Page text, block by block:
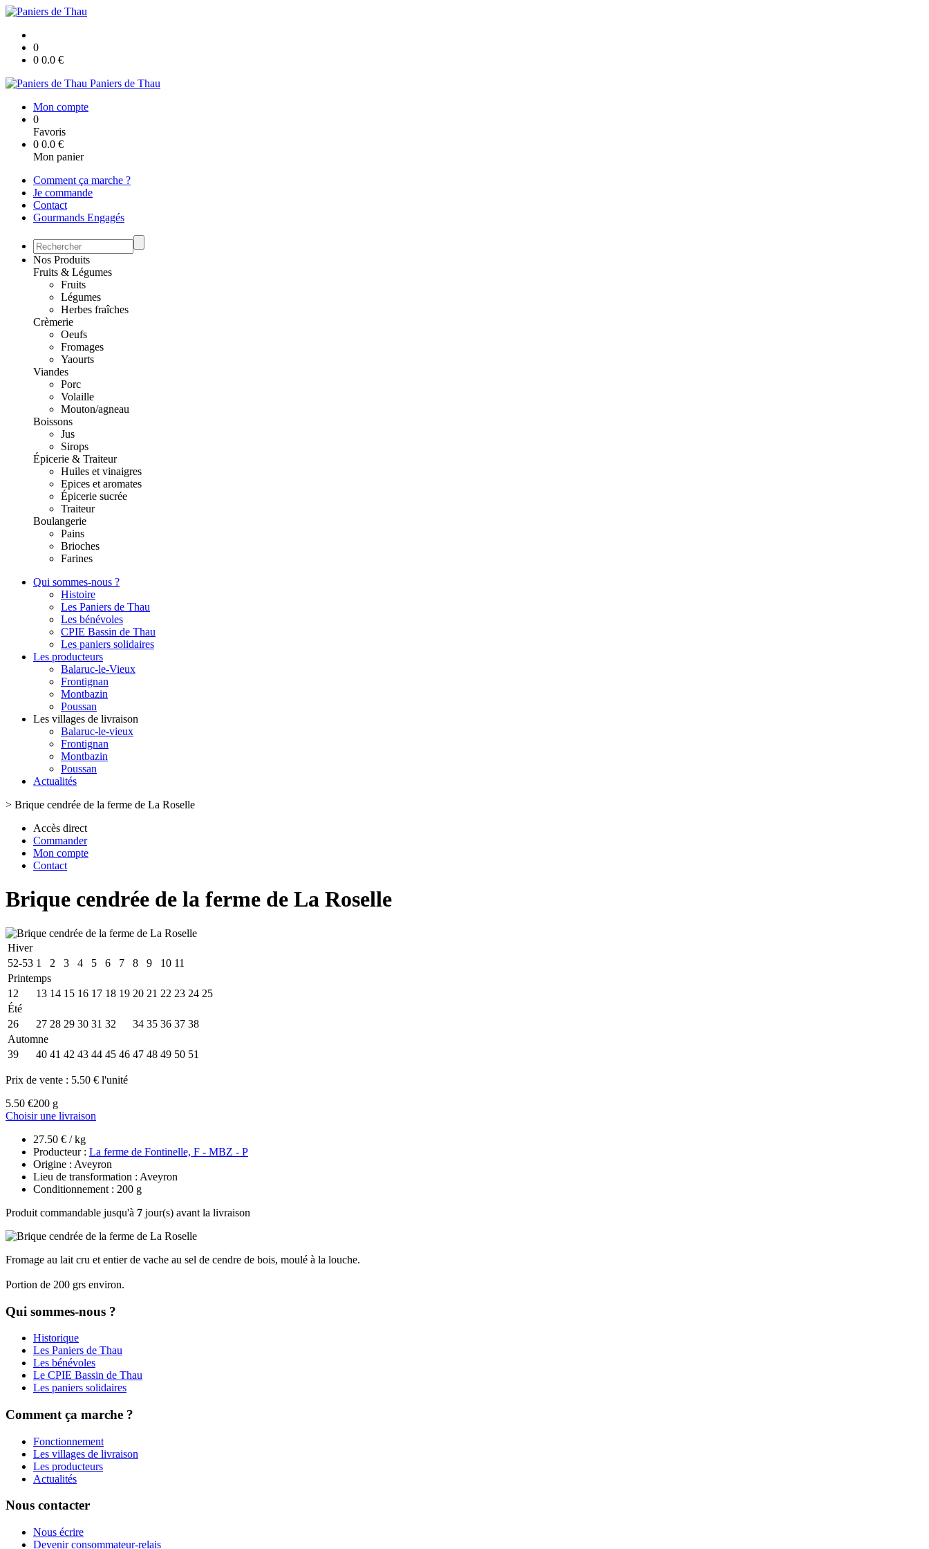
0
0 0.0 €
Paniers de Thau
Mon compte
0
Favoris
0 0.0 €
Mon panier
Comment ça marche ?
Je commande
Contact
Gourmands Engagés
Nos Produits
Fruits & Légumes
Fruits
Légumes
Herbes fraîches
Crèmerie
Oeufs
Fromages
Yaourts
Viandes
Porc
Volaille
Mouton/agneau
Boissons
Jus
Sirops
Épicerie & Traiteur
Huiles et vinaigres
Epices et aromates
Épicerie sucrée
Traiteur
Boulangerie
Pains
Brioches
Farines
Qui sommes-nous ?
Histoire
Les Paniers de Thau
Les bénévoles
CPIE Bassin de Thau
Les paniers solidaires
Les producteurs
Balaruc-le-Vieux
Frontignan
Montbazin
Poussan
Les villages de livraison
Balaruc-le-vieux
Frontignan
Montbazin
Poussan
Actualités
> Brique cendrée de la ferme de La Roselle
Accès direct
Commander
Mon compte
Contact
Brique cendrée de la ferme de La Roselle
Hiver
52-53 1 2 3 4 5 6 7 8 9 10 11
Printemps
12
13 14 15 16 17 18 19 20 21 22 23 24 25
Été
26
27 28 29 30 31 32 34 35 36 37 38
Automne
39
40 41 42 43 44 45 46 47 48 49 50 51
Prix de vente : 5.50 € l'unité
5.50 €200 g
Choisir une livraison
27.50 € / kg
Producteur : La ferme de Fontinelle, F - MBZ - P
Origine : Aveyron
Lieu de transformation : Aveyron
Conditionnement : 200 g
Produit commandable jusqu'à 7 jour(s) avant la livraison
Fromage au lait cru et entier de vache au sel de cendre de bois, moulé à la louche.
Portion de 200 grs environ.
Qui sommes-nous ?
Historique
Les Paniers de Thau
Les bénévoles
Le CPIE Bassin de Thau
Les paniers solidaires
Comment ça marche ?
Fonctionnement
Les villages de livraison
Les producteurs
Actualités
Nous contacter
Nous écrire
Devenir consommateur-relais